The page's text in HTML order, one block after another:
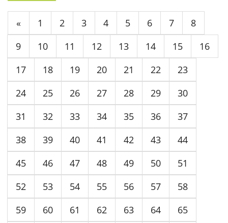
« 1 2 3 4 5 6 7
8
9
10 11 12 13 14 15
16
17
18 19 20 21 22
23
24
25 26 27 28 29
30
31
32 33 34 35 36
37
38
39 40 41 42 43
44
45
46 47 48 49 50
51
52
53 54 55 56 57
58
59
60 61 62 63 64
65